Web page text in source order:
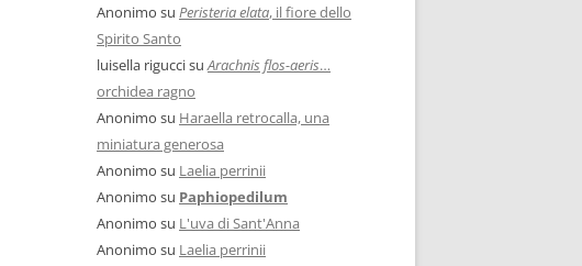
Anonimo su Peristeria elata, il fiore dello
Spirito Santo
luisella riguccisuArachnis flos-aeris…
orchidea ragno
Anonimo su Haraella retrocalla, una
miniatura generosa
Anonimo su Laelia perrinii
Anonimo su Paphiopedilum
Anonimo su L'uva di Sant'Anna
Anonimo su Laelia perrinii